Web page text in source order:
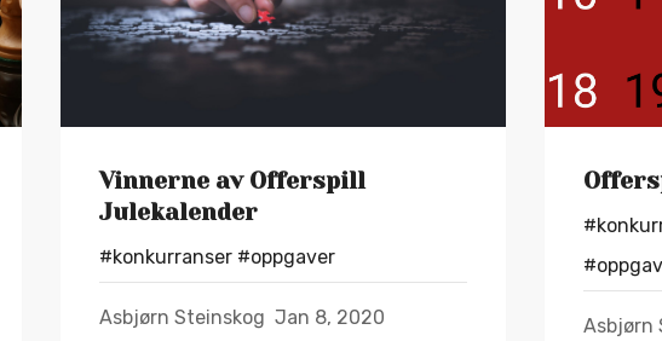
Vinnerne av Offerspill
Julekalender
#konkurranser #oppgaver
Asbjørn Steinskog Jan 8, 2020 Asbjørn